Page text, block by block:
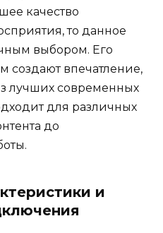
качество
то данное
выбором. Его
создают впечатление,
лучших современных
для различных
до
и